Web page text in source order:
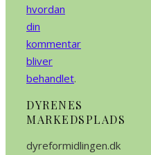
hvordan
din
kommentar
bliver
behandlet.
DYRENES
MARKEDSPLADS
dyreformidlingen.dk